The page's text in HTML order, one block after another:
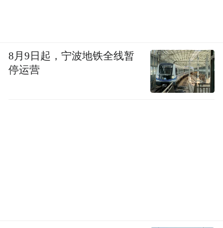
8月9日起，宁波地铁全线暂
停运营